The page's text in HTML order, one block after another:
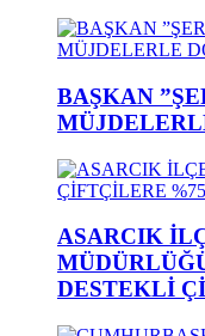
BAŞKAN
ASARCIK
DESTEKLİ